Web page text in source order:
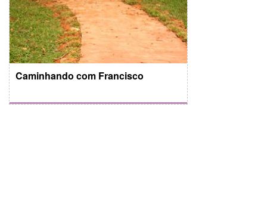
Caminhando com Francisco